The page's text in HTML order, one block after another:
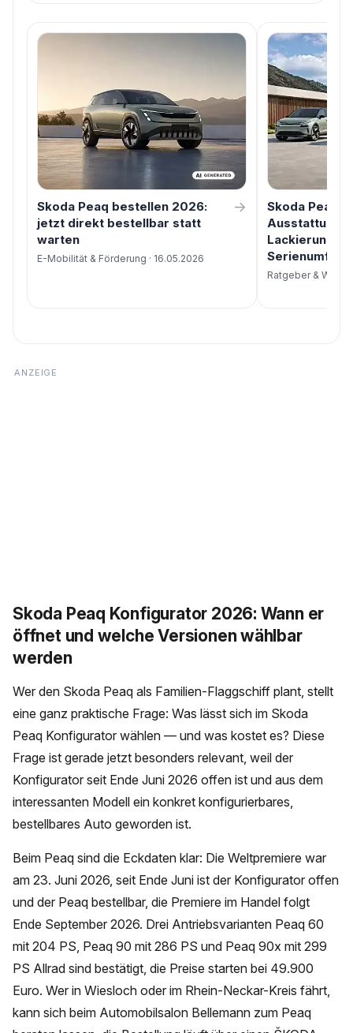
Skoda Peaq bestellen 2026:
jetzt direkt bestellbar statt
warten
→
E-Mobilität & Förderung · 16.05.2026
Skoda Peaq
Ausstattung
Serienumfang
Ratgeber &
Skoda Peaq Konfigurator 2026: Wann er
öffnet und welche Versionen wählbar
werden
Wer den Skoda Peaq als Familien-Flaggschiff plant, stellt
eine ganz praktische Frage: Was lässt sich im Skoda
Peaq Konfigurator wählen — und was kostet es? Diese
Frage ist gerade jetzt besonders relevant, weil der
Konfigurator seit Ende Juni 2026 offen ist und aus dem
interessanten Modell ein konkret konfigurierbares,
bestellbares Auto geworden ist.
Beim Peaq sind die Eckdaten klar: Die Weltpremiere war
am 23. Juni 2026, seit Ende Juni ist der Konfigurator offen
und der Peaq bestellbar, die Premiere im Handel folgt
Ende September 2026. Drei Antriebsvarianten Peaq 60
mit 204 PS, Peaq 90 mit 286 PS und Peaq 90x mit 299
PS Allrad sind bestätigt, die Preise starten bei 49.900
Euro. Wer in Wiesloch oder im Rhein-Neckar-Kreis fährt,
kann sich beim Automobilsalon Bellemann zum Peaq